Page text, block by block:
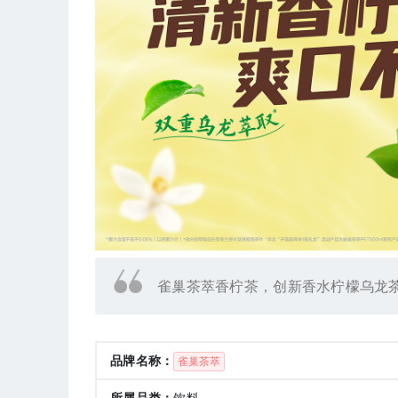
雀巢茶萃香柠茶，创新香水柠檬乌龙
品牌名称： 雀巢茶萃